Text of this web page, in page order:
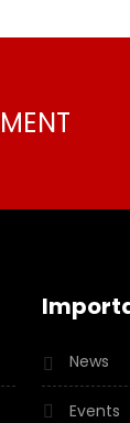
News
Events